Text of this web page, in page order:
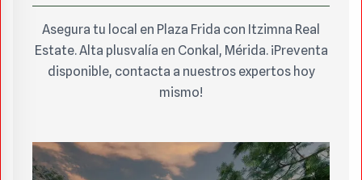
Asegura tu local en Plaza Frida con Itzimna Real
Estate. Alta plusvalía en Conkal, Mérida. ¡Preventa
disponible, contacta a nuestros expertos hoy
mismo!